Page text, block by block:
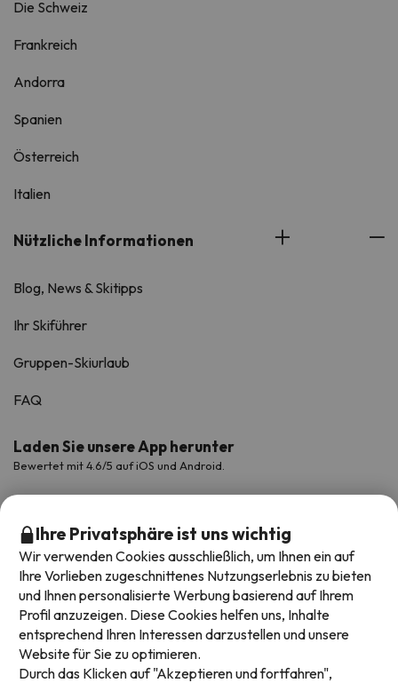
Die Schweiz
Frankreich
Andorra
Spanien
Österreich
Italien
Nützliche Informationen
Blog, News & Skitipps
Ihr Skiführer
Gruppen-Skiurlaub
FAQ
Laden Sie unsere App herunter
Bewertet mit 4.6/5 auf iOS und Android.
Verfügbare Zahlungsarten
Ihre Privatsphäre ist uns wichtig
Wir verwenden Cookies ausschließlich, um Ihnen ein auf
Ihre Vorlieben zugeschnittenes Nutzungserlebnis zu bieten
und Ihnen personalisierte Werbung basierend auf Ihrem
Profil anzuzeigen. Diese Cookies helfen uns, Inhalte
entsprechend Ihren Interessen darzustellen und unsere
Website für Sie zu optimieren.
Durch das Klicken auf "Akzeptieren und fortfahren",